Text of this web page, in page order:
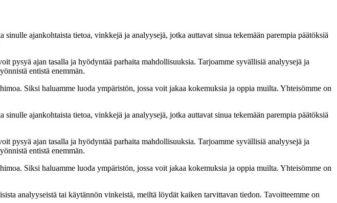
ajankohtaista tietoa, vinkkejä ja analyysejä, jotka auttavat sinua tekemään parempia päätöksiä
pysyä ajan tasalla ja hyödyntää parhaita mahdollisuuksia. Tarjoamme syvällisiä analyysejä ja
entistä enemmän.
Siksi haluamme luoda ympäristön, jossa voit jakaa kokemuksia ja oppia muilta. Yhteisömme on
ajankohtaista tietoa, vinkkejä ja analyysejä, jotka auttavat sinua tekemään parempia päätöksiä
pysyä ajan tasalla ja hyödyntää parhaita mahdollisuuksia. Tarjoamme syvällisiä analyysejä ja
entistä enemmän.
Siksi haluamme luoda ympäristön, jossa voit jakaa kokemuksia ja oppia muilta. Yhteisömme on
analyyseistä tai käytännön vinkeistä, meiltä löydät kaiken tarvittavan tiedon. Tavoitteemme on